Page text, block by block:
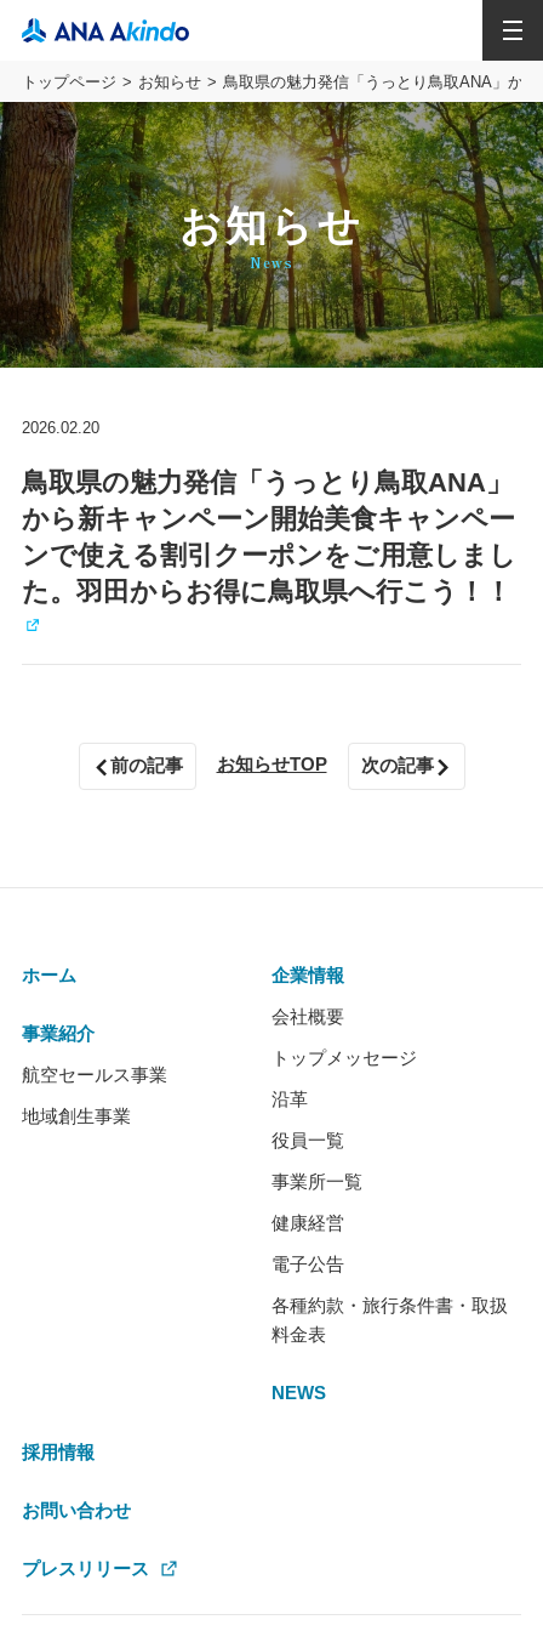
トップページ お知らせ 鳥取県の魅力発信「うっとり鳥取ANA」か
お知らせ
News
2026.02.20
鳥取県の魅力発信「うっとり鳥取ANA」
から新キャンペーン開始美食キャンペー
ンで使える割引クーポンをご用意しまし
た。羽田からお得に鳥取県へ行こう！！
前の記事 お知らせTOP 次の記事
ホーム
事業紹介
航空セールス事業
地域創生事業
企業情報
会社概要
トップメッセージ
沿革
役員一覧
事業所一覧
健康経営
電子公告
各種約款・旅行条件書・取扱
料金表
NEWS
採用情報
お問い合わせ
プレスリリース